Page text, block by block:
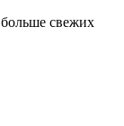
свежих